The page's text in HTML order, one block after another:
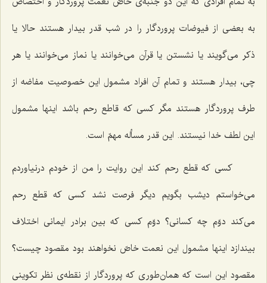
به بعضی از فیوضات پروردگار را در شب قدر بیدار هستند حالا یا
ذکر می‌گویند یا نشستن یا قرآن می‌خوانند یا نماز می‌خوانند یا هر
چی، بیدار هستند و تمام آن افراد مشمول این خصوصیت مفاضه از
طرف پروردگار هستند مگر کسی که قاطع رحم باشد اینها مشمول
این لطف خدا نیستند. این قدر مسأله مهمّ است.
کسی که قطع رحم کند این روایت را من از خودم درنیاوردم
می‌خواستم دیشب بگویم دیگر فرصت نشد کسی که قطع رحم
می‌کند دوّم چه کسانی؟ دوّم کسی که بین برادر ایمانی اختلاف
بیندازد اینها مشمول این نعمت خاصّ نخواهند بود مقصود چیست؟
مقصود این است که همان‌طوری که پروردگار از نقطه‌ی نظر تکوینی